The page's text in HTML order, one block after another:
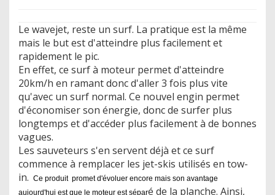
Le wavejet, reste un surf. La pratique est la même
mais le but est d'atteindre plus facilement et
rapidement le pic.
En effet, ce surf à moteur permet d'atteindre
20km/h en ramant donc d'aller 3 fois plus vite
qu'avec un surf normal. Ce nouvel engin permet
d'économiser son énergie, donc de surfer plus
longtemps et d'accéder plus facilement à de bonnes
vagues.
Les sauveteurs s'en servent déjà et ce surf
commence à remplacer les jet-skis utilisés en tow-
in. Ce produit promet d'évoluer encore mais son avantage
aujourd'hui est que le moteur est séparé de la planche. Ainsi,